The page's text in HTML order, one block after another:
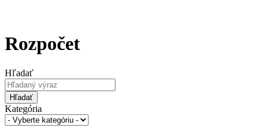
Rozpočet
Hľadať
Hľadať
Kategória